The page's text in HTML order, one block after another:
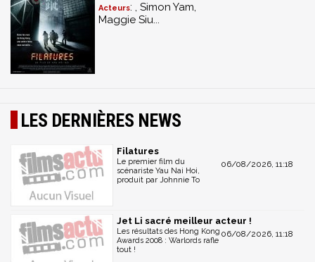
Acteurs: , Simon Yam,
Maggie Siu...
LES DERNIÈRES NEWS
Filatures
06/08/2026, 11:18
Le premier film du
scénariste Yau Nai Hoi,
produit par Johnnie To
Jet Li sacré meilleur acteur !
06/08/2026, 11:18
Les résultats des Hong Kong
Awards 2008 : Warlords rafle
tout !